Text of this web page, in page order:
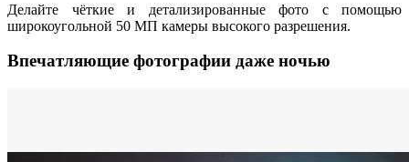
Делайте чёткие и детализированные фото с помощью
широкоугольной 50 МП камеры высокого разрешения.
Впечатляющие фотографии даже ночью